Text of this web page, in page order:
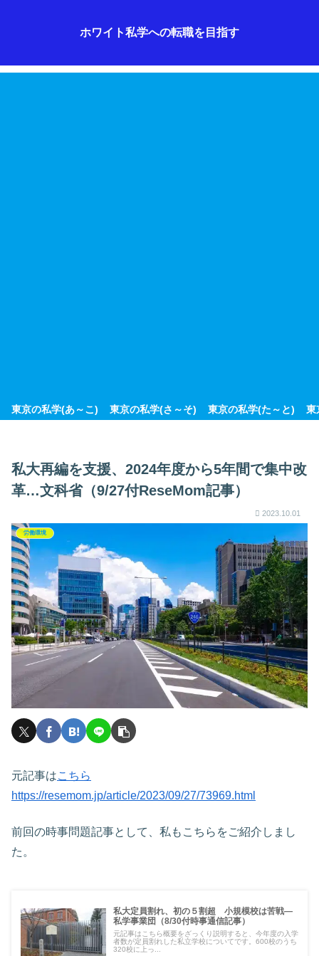
ホワイト私学への転職を目指す
東京の私学(あ～こ) 東京の私学(さ～そ) 東京の私学(た～と) 東
私大再編を支援、2024年度から5年間で集中改
革…文科省（9/27付ReseMom記事）
2023.10.01
労働環境
元記事はこちら
https://resemom.jp/article/2023/09/27/73969.html
前回の時事問題記事として、私もこちらをご紹介しまし
た。
私大定員割れ、初の５割超 小規模校は苦戦―
私学事業団（8/30付時事通信記事）
元記事はこちら概要をざっくり説明すると、今年度の入学
者数が定員割れした私立学校についてです。600校のうち
320校に上っ...